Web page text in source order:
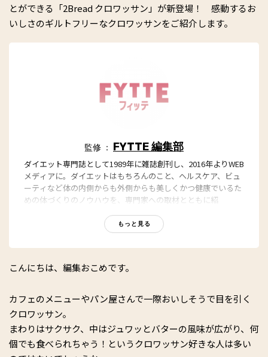
とができる「2Bread クロワッサン」が新登場！ 感動するお
いしさのギルトフリーなクロワッサンをご紹介します。
監修 ： FYTTE 編集部
ダイエット専門誌として1989年に雑誌創刊し、2016年よりWEB
メディアに。ダイエットはもちろんのこと、ヘルスケア、ビュ
ーティなど体の内側からも外側からも美しくかつ健康でいるた
めの体づくりのノウハウを、専門家への取材とともに紹
もに、編集部員も自らさまざまなヘルシーネタを日々お試し
もっと見る
こんにちは、編集おこめです。
カフェのメニューやパン屋さんで一際おいしそうで目を引く
クロワッサン。
まわりはサクサク、中はジュワッとバターの風味が広がり、何
個でも食べられちゃう！というクロワッサン好きな人は多い